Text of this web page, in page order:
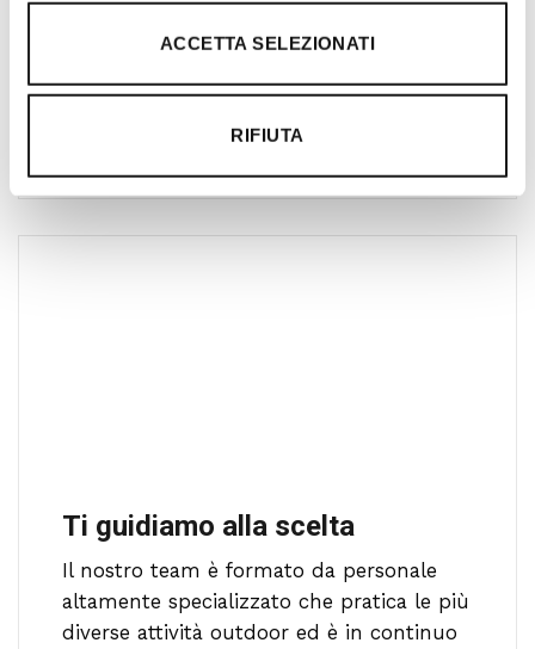
ACCETTA SELEZIONATI
RIFIUTA
Lazio. Da sempre soddisfiamo i nostri
clienti con professionalità, rendendo
Ti guidiamo alla scelta
Il nostro team è formato da personale
altamente specializzato che pratica le più
diverse attività outdoor ed è in continuo